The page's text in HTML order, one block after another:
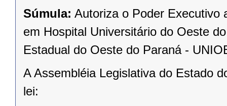
Súmula: Autoriza o Poder Executivo
em Hospital Universitário do Oeste
Estadual do Oeste do Paraná -
A Assembléia Legislativa do Estado
lei: